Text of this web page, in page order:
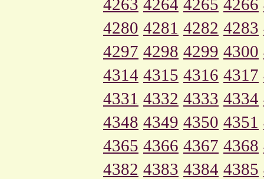
4263 4264 4265 4266
4280 4281 4282 4283
4297 4298 4299 4300
4314 4315 4316 4317
4331 4332 4333 4334
4348 4349 4350 4351
4365 4366 4367 4368
4382 4383 4384 4385